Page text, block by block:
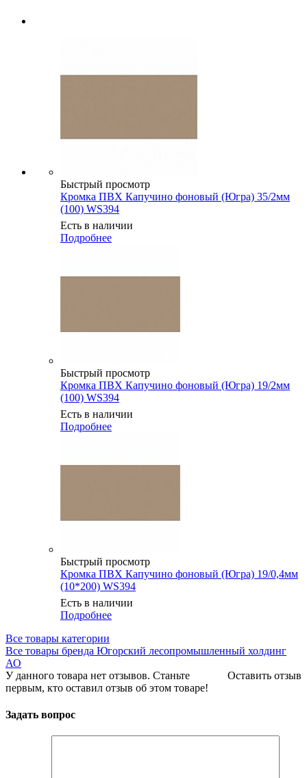
Быстрый просмотр
Кромка ПВХ Капучино фоновый (Югра) 35/2мм
(100) WS394
Есть в наличии
Подробнее
Быстрый просмотр
Кромка ПВХ Капучино фоновый (Югра) 19/2мм
(100) WS394
Есть в наличии
Подробнее
Быстрый просмотр
Кромка ПВХ Капучино фоновый (Югра) 19/0,4мм
(10*200) WS394
Есть в наличии
Подробнее
Все товары категории
Все товары бренда Югорский лесопромышленный холдинг
АО
Оставить отзыв
У данного товара нет отзывов. Станьте
первым, кто оставил отзыв об этом товаре!
Задать вопрос